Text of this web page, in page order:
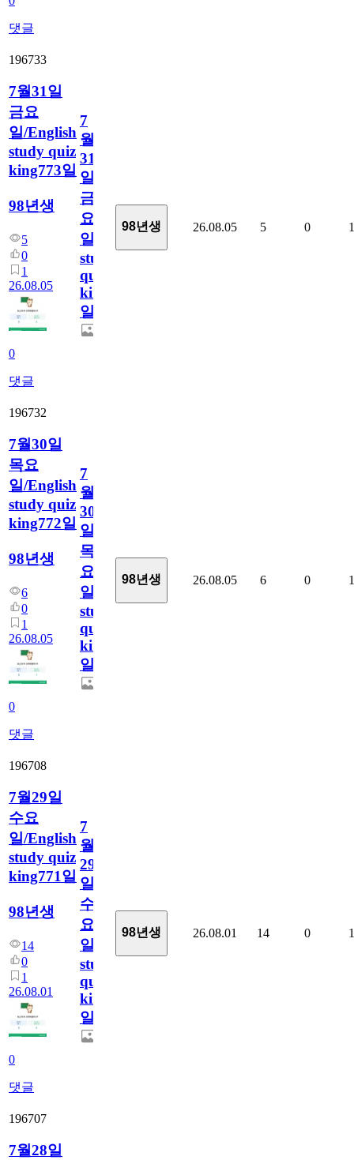
댓글
196733
7월31일
금요
일/English
study quiz
king773일
98년생
5
0
1
26.08.05
0
댓글
7
월
31
일
금
요
일/English
study
quiz
king773
일
98년생 26.08.05 5 0 1
196732
7월30일
목요
일/English
study quiz
king772일
98년생
6
0
1
26.08.05
0
댓글
7
월
30
일
목
요
일/English
study
quiz
king772
일
98년생 26.08.05 6 0 1
196708
7월29일
수요
일/English
study quiz
king771일
98년생
14
0
1
26.08.01
0
댓글
7
월
29
일
수
요
일/English
study
quiz
king771
일
98년생 26.08.01 14 0 1
196707
7월28일